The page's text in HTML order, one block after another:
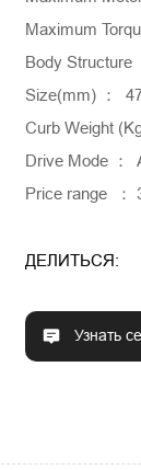
Maximum
Body Structure
Size(mm) ：
Curb Weight
Drive Mode ：
Price range ：
ДЕЛИТЬСЯ:
Узнать